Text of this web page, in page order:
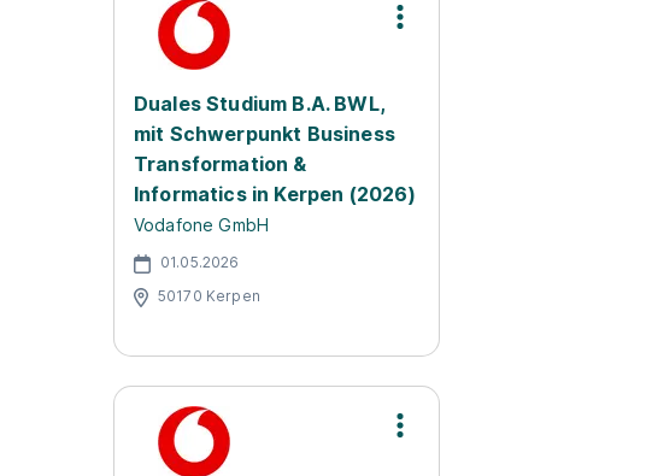
Duales Studium B.A. BWL,
mit Schwerpunkt Business
Transformation &
Informatics in Kerpen (2026)
Vodafone GmbH
01.05.2026
50170 Kerpen